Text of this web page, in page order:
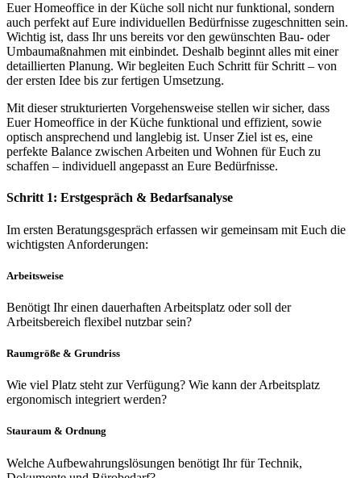
Euer Homeoffice in der Küche soll nicht nur funktional, sondern
auch perfekt auf Eure individuellen Bedürfnisse zugeschnitten sein.
Wichtig ist, dass Ihr uns bereits vor den gewünschten Bau- oder
Umbaumaßnahmen mit einbindet. Deshalb beginnt alles mit einer
detaillierten Planung. Wir begleiten Euch Schritt für Schritt – von
der ersten Idee bis zur fertigen Umsetzung.
Mit dieser strukturierten Vorgehensweise stellen wir sicher, dass
Euer Homeoffice in der Küche funktional und effizient, sowie
optisch ansprechend und langlebig ist. Unser Ziel ist es, eine
perfekte Balance zwischen Arbeiten und Wohnen für Euch zu
schaffen – individuell angepasst an Eure Bedürfnisse.
Schritt 1: Erstgespräch & Bedarfsanalyse
Im ersten Beratungsgespräch erfassen wir gemeinsam mit Euch die
wichtigsten Anforderungen:
Arbeitsweise
Benötigt Ihr einen dauerhaften Arbeitsplatz oder soll der
Arbeitsbereich flexibel nutzbar sein?
Raumgröße & Grundriss
Wie viel Platz steht zur Verfügung? Wie kann der Arbeitsplatz
ergonomisch integriert werden?
Stauraum & Ordnung
Welche Aufbewahrungslösungen benötigt Ihr für Technik,